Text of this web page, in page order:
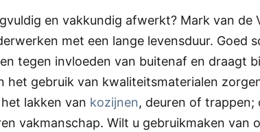
en vakkundig afwerkt? Mark van de
met een lange levensduur. Goed
tegen invloeden van buitenaf en draagt
gebruik van kwaliteitsmaterialen
lakken van kozijnen, deuren of trappen;
vakmanschap. Wilt u gebruikmaken van